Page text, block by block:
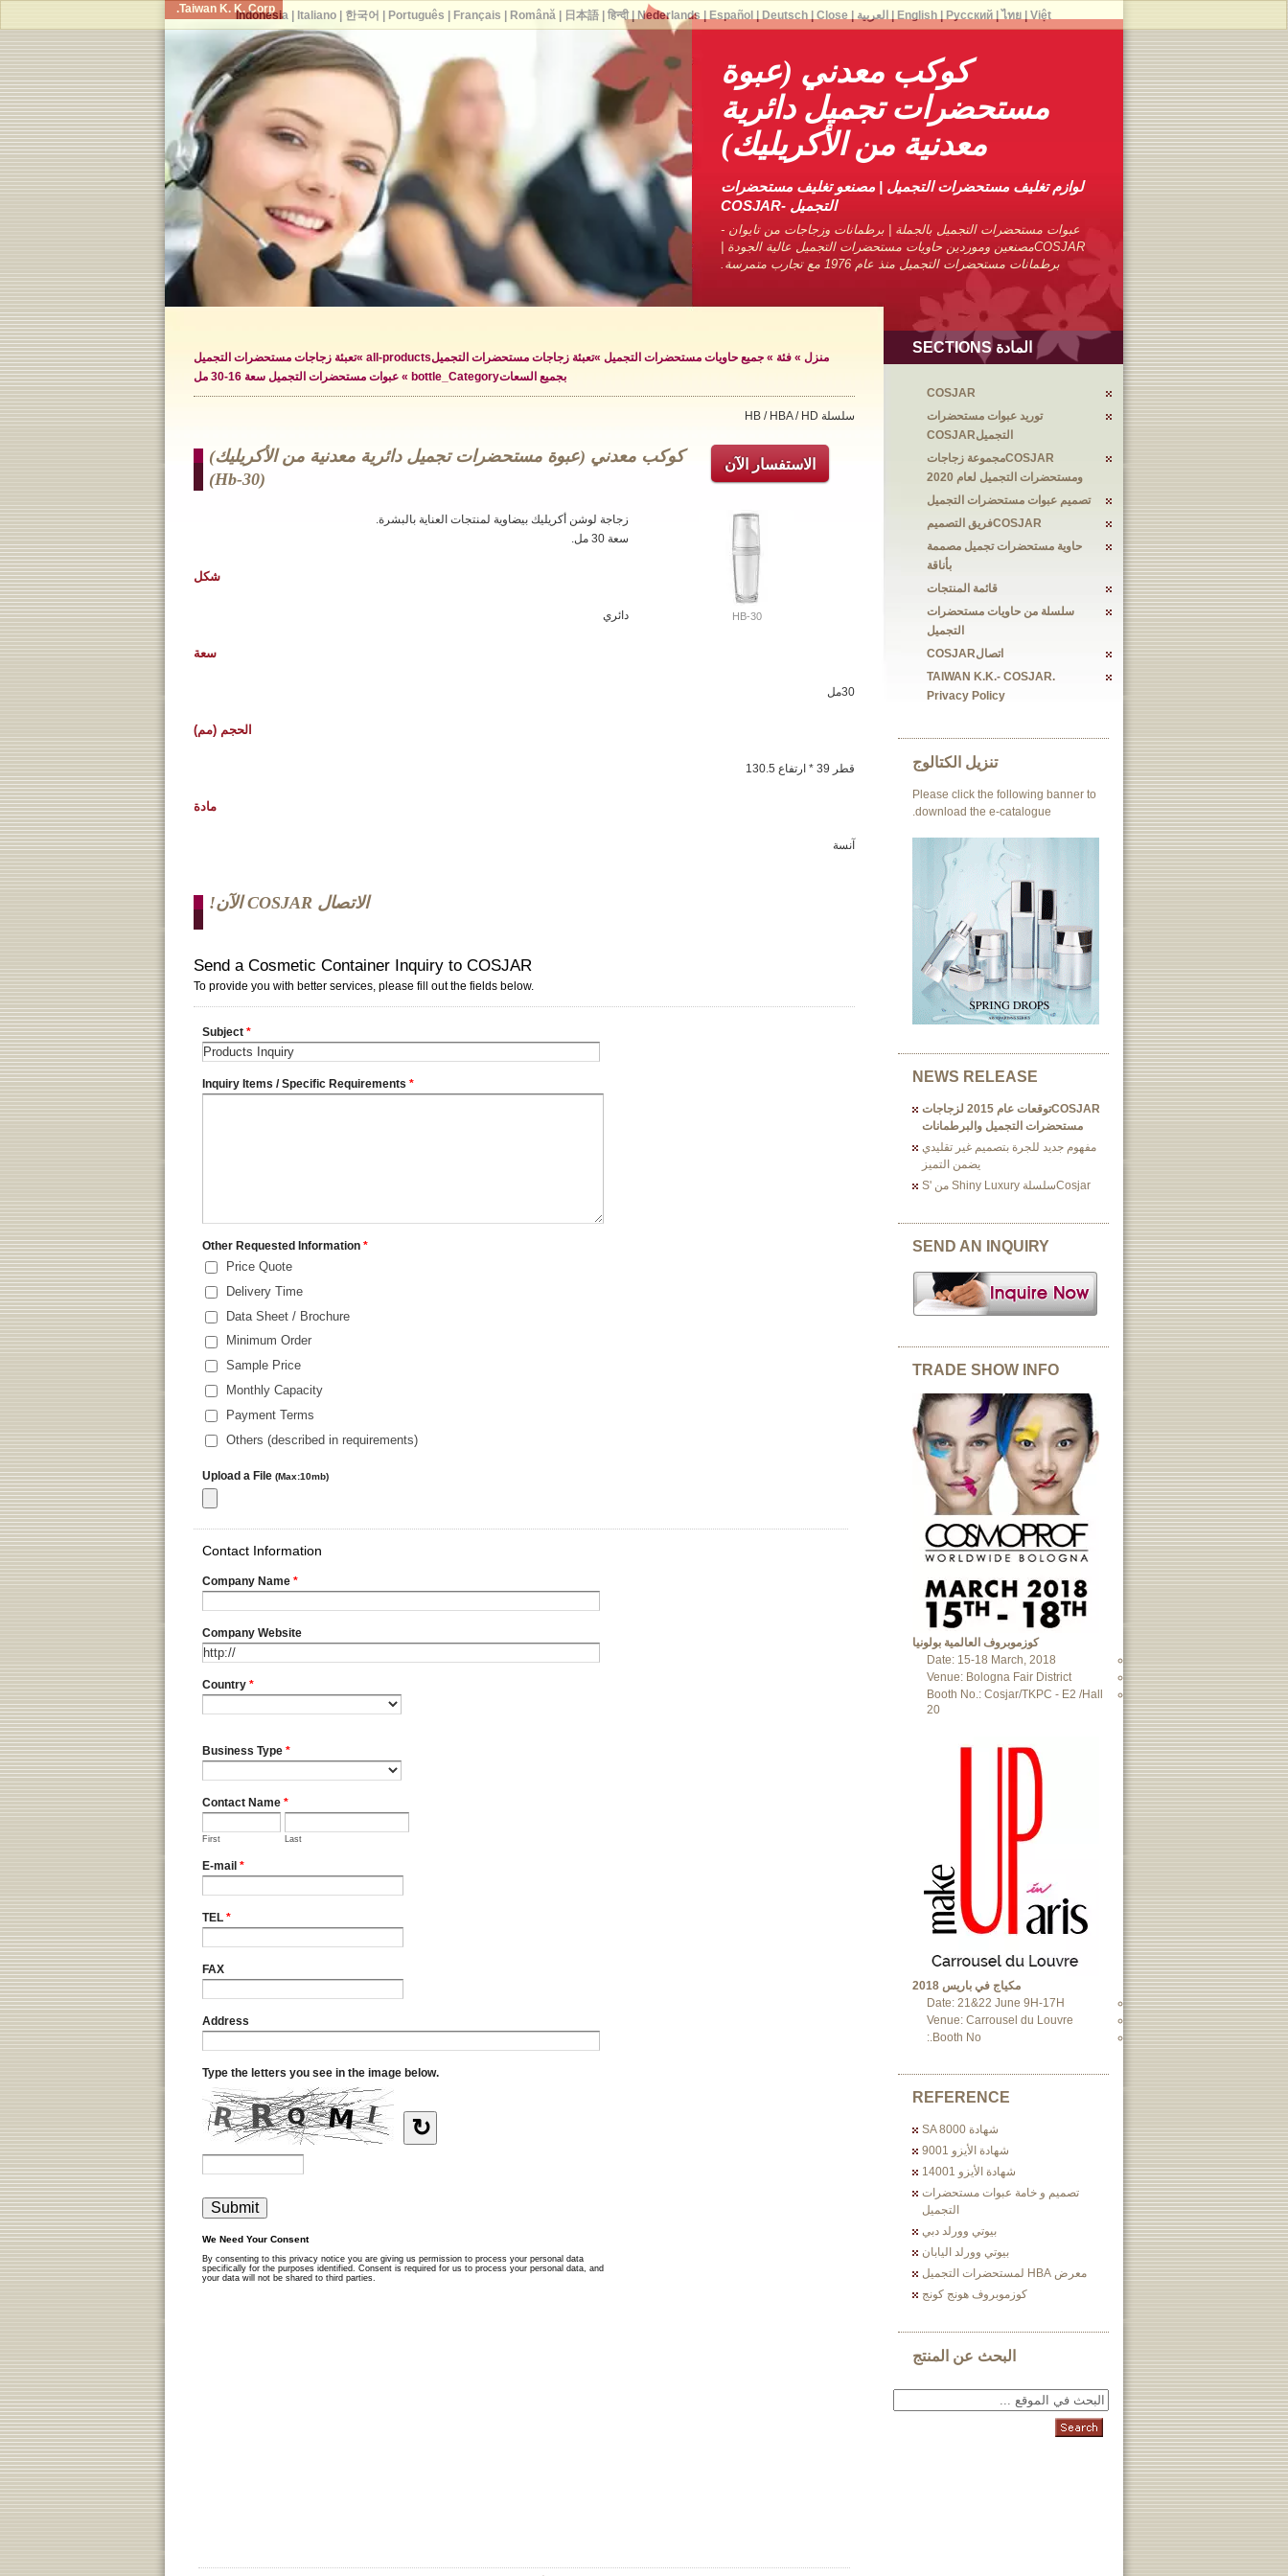
Taiwan K. K. Corp.
كوكب معدني (عبوة
مستحضرات تجميل دائرية
معدنية من الأكريليك)
لوازم تغليف مستحضرات التجميل | مصنعو تغليف مستحضرات
التجميل -COSJAR
عبوات مستحضرات التجميل بالجملة | برطمانات وزجاجات من تايوان -
COSJARمصنعين وموردين حاويات مستحضرات التجميل عالية الجودة |
برطمانات مستحضرات التجميل منذ عام 1976 مع تجارب متمرسة.
منزل » فئة » جميع حاويات مستحضرات التجميل »تعبئة زجاجات مستحضرات التجميلall-products »
تعبئة زجاجات مستحضرات التجميل
بجميع السعاتbottle_Category » عبوات مستحضرات التجميل سعة 16-30 مل
سلسلة HB / HBA / HD
الاستفسار الآن
كوكب معدني (عبوة مستحضرات تجميل دائرية معدنية من الأكريليك)
(hb-30)
HB-30
زجاجة لوشن أكريليك بيضاوية لمنتجات العناية بالبشرة.
سعة 30 مل.
شكل
دائري
سعة
30مل
الحجم (مم)
قطر 39 * ارتفاع 130.5
مادة
آنسة
الاتصال COSJAR الآن!
المادة SECTIONS
COSJAR
توريد عبوات مستحضرات
التجميلCOSJAR
COSJARمجموعة زجاجات
ومستحضرات التجميل لعام 2020
تصميم عبوات مستحضرات التجميل
COSJARفريق التصميم
حاوية مستحضرات تجميل مصممة
بأناقة
قائمة المنتجات
سلسلة من حاويات مستحضرات
التجميل
اتصالCOSJAR
TAIWAN K.K.- COSJAR.
Privacy Policy
تنزيل الكتالوج
Please click the following banner to
download the e-catalogue.
NEWS RELEASE
COSJARتوقعات عام 2015 لزجاجات
مستحضرات التجميل والبرطمانات
مفهوم جديد للجرة بتصميم غير تقليدي
يضمن التميز
Cosjarسلسلة Shiny Luxury من 's
SEND AN INQUIRY
TRADE SHOW INFO
كوزموبروف العالمية بولونيا
Date: 15-18 March, 2018
Venue: Bologna Fair District
Booth No.: Cosjar/TKPC - E2 /Hall
20
مكياج في باريس 2018
Date: 21&22 June 9H-17H
Venue: Carrousel du Louvre
Booth No.:
REFERENCE
شهادة SA 8000
شهادة الأيزو 9001
شهادة الأيزو 14001
تصميم و خامة عبوات مستحضرات
التجميل
بيوتي وورلد دبي
بيوتي وورلد اليابان
معرض HBA لمستحضرات التجميل
كوزموبروف هونج كونج
البحث عن المنتج
English| Русский| ไทย| Việt العربية Indonesia| Italiano| 한국어 Português Français Română| 日本語| हिन्दी| Nederlands Español Deutsch| Close